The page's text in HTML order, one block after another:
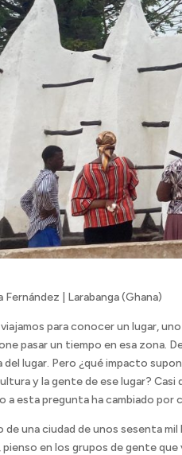
Fernández | Larabanga (Ghana)
para conocer un lugar,
pasar un tiempo en esa zona.
lugar. Pero ¿qué impacto
y la gente de ese lugar?
a esta pregunta ha cambiado por
de una ciudad de unos sesenta
pienso en los grupos de gente